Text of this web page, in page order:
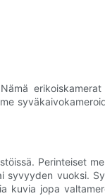
Perinteiset
syvyyden vuoksi.
​​kuvia jopa